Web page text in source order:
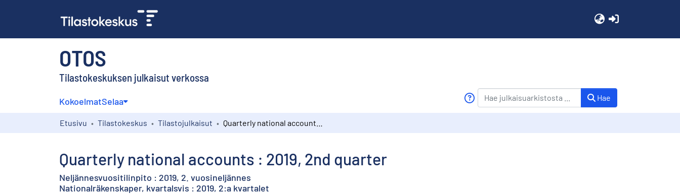
OTOS
Tilastokeskuksen julkaisut verkossa
KokoelmatSelaa Hae
Etusivu Tilastokeskus Tilastojulkaisut
Quarterly national accounts : 2019, 2nd quarter
Neljännesvuositilinpito : 2019, 2. vuosineljännes
Nationalräkenskaper, kvartalsvis : 2019, 2:a kvartalet